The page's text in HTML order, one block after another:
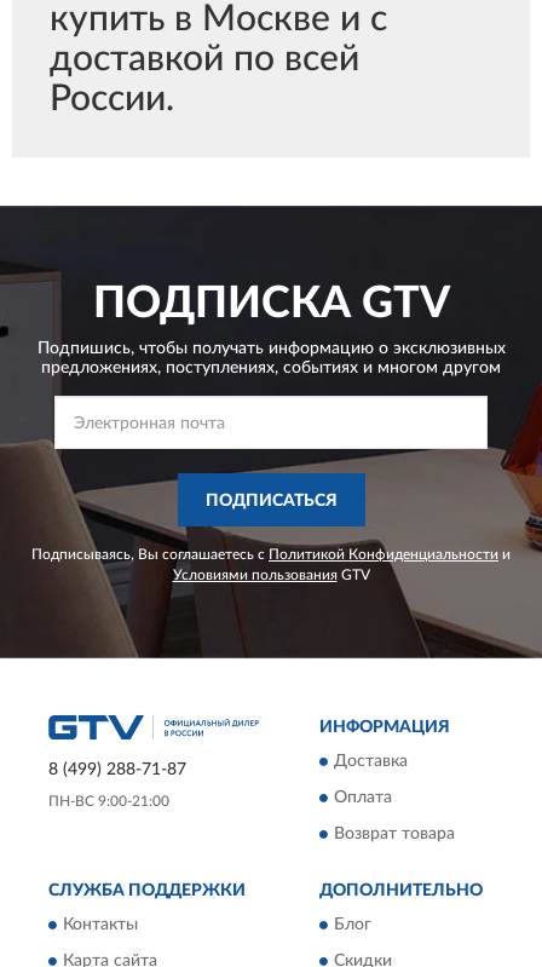
купить в Москве и с
доставкой по всей
России.
ПОДПИСКАGTV
Подпишись, чтобы получать информацию о эксклюзивных
предложениях, поступлениях, событиях и многом другом
ПОДПИСАТЬСЯ
Подписываясь, Вы соглашаетесь с Политикой Конфиденциальности и
Условиями пользованияGTV
8 (499) 288-71-87
ПН-ВС 9:00-21:00
ИНФОРМАЦИЯ
Доставка
Оплата
Возврат товара
СЛУЖБА ПОДДЕРЖКИ
Контакты
Карта сайта
ДОПОЛНИТЕЛЬНО
Блог
Скидки